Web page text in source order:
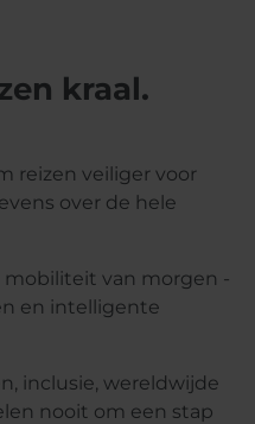
kraal.
reizen veiliger voor
over de hele
mobiliteit van morgen -
en intelligente
inclusie, wereldwijde
nooit om een stap